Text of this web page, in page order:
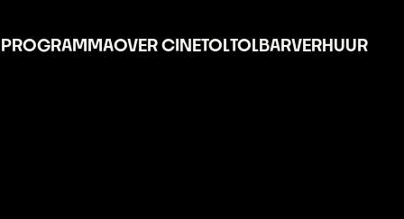
PROGRAMMAOVER CINETOLTOLBARVERHUUR